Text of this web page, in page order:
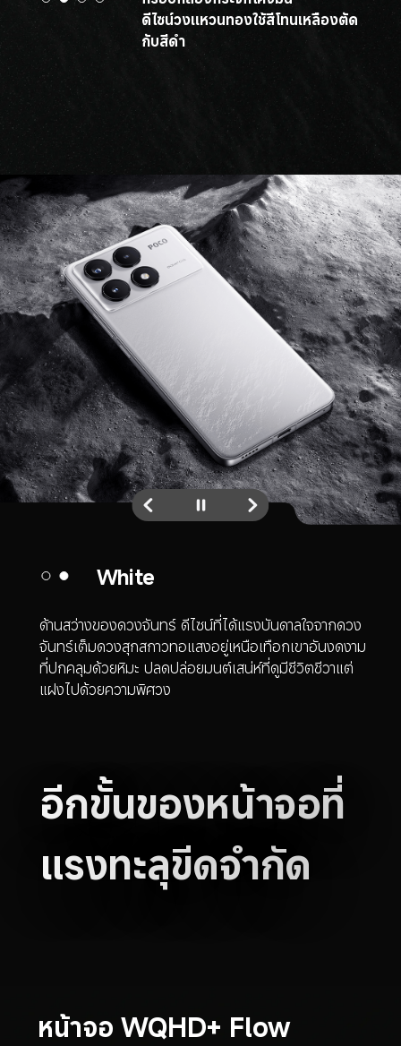
เนียนเรียบ
หยิบจับได้สบายมือ
Black
ด้านมืดของดวงจันทร์ ดีไซน์ที่ได้แรงบันดาลใจจากหิน
บนดวงจันทร์ มาพร้อมรูปแบบอันมืดมิดที่แผ่พลังงาน
และเผยความตึงบนพื้นผิว ซึ่งจะปรากฏและเปล่ง
ประกายภายใต้สภาพแสงที่ต่างกัน
อีกขั้นของหน้าจอที่
แรงทะลุขีดจำกัด
หน้าจอ WQHD+ Flow